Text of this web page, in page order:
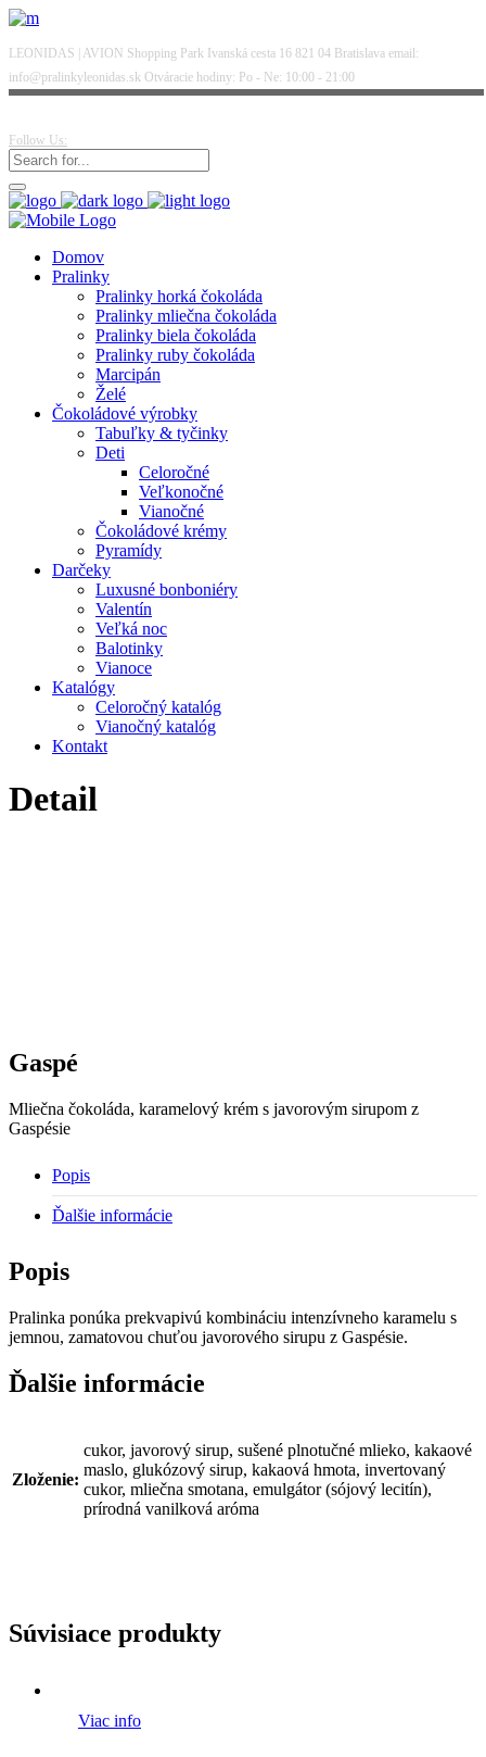
LEONIDAS | AVION Shopping Park Ivanská cesta 16 821 04 Bratislava email:
info@pralinkyleonidas.sk Otváracie hodiny: Po - Ne: 10:00 - 21:00
Follow Us:
Domov
Pralinky
Pralinky horká čokoláda
Pralinky mliečna čokoláda
Pralinky biela čokoláda
Pralinky ruby čokoláda
Marcipán
Želé
Čokoládové výrobky
Tabuľky & tyčinky
Deti
Celoročné
Veľkonočné
Vianočné
Čokoládové krémy
Pyramídy
Darčeky
Luxusné bonboniéry
Valentín
Veľká noc
Balotinky
Vianoce
Katalógy
Celoročný katalóg
Vianočný katalóg
Kontakt
Detail
Gaspé
Mliečna čokoláda, karamelový krém s javorovým sirupom z
Gaspésie
Popis
Ďalšie informácie
Popis
Pralinka ponúka prekvapivú kombináciu intenzívneho karamelu s
jemnou, zamatovou chuťou javorového sirupu z Gaspésie.
Ďalšie informácie
Zloženie:
cukor, javorový sirup, sušené plnotučné mlieko, kakaové
maslo, glukózový sirup, kakaová hmota, invertovaný
cukor, mliečna smotana, emulgátor (sójový lecitín),
prírodná vanilková aróma
Súvisiace produkty
Viac info